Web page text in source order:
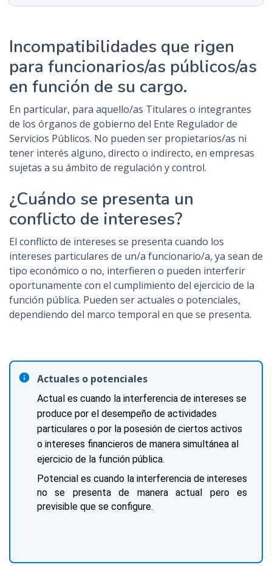
Incompatibilidades que rigen
para funcionarios/as públicos/as
en función de su cargo.
En particular, para aquello/as Titulares o integrantes
de los órganos de gobierno del Ente Regulador de
Servicios Públicos. No pueden ser propietarios/as ni
tener interés alguno, directo o indirecto, en empresas
sujetas a su ámbito de regulación y control.
¿Cuándo se presenta un
conflicto de intereses?
El conflicto de intereses se presenta cuando los
intereses particulares de un/a funcionario/a, ya sean de
tipo económico o no, interfieren o pueden interferir
oportunamente con el cumplimiento del ejercicio de la
función pública. Pueden ser actuales o potenciales,
dependiendo del marco temporal en que se presenta.
Actuales o potenciales
Actual es cuando la interferencia de intereses se
produce por el desempeño de actividades
particulares o por la posesión de ciertos activos
o intereses financieros de manera simultánea al
ejercicio de la función pública.
Potencial es cuando la interferencia de intereses
no se presenta de manera actual pero es
previsible que se configure.